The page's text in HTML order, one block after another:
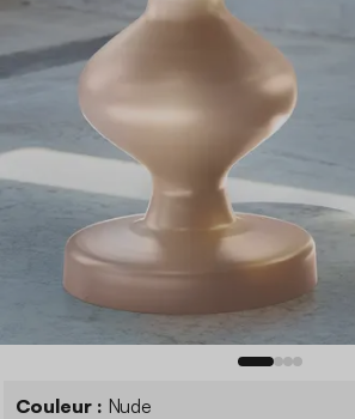
Couleur : Nude